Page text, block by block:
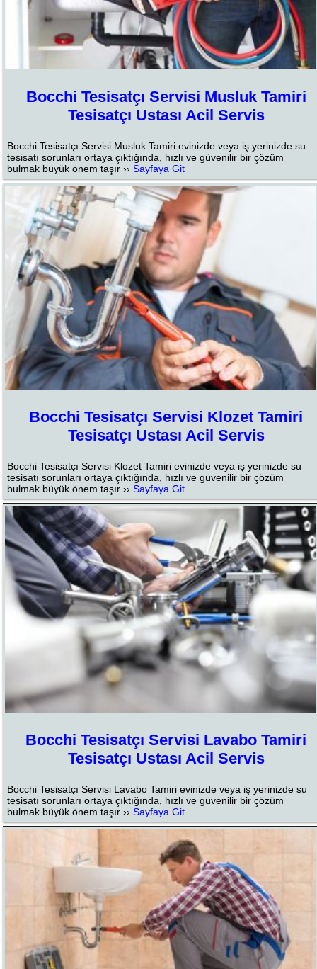
Bocchi Tesisatçı Servisi Musluk Tamiri
Tesisatçı Ustası Acil Servis
Bocchi Tesisatçı Servisi Musluk Tamiri evinizde veya iş yerinizde su
tesisatı sorunları ortaya çıktığında, hızlı ve güvenilir bir çözüm
bulmak büyük önem taşır ››Sayfaya Git
Bocchi Tesisatçı Servisi Klozet Tamiri
Tesisatçı Ustası Acil Servis
Bocchi Tesisatçı Servisi Klozet Tamiri evinizde veya iş yerinizde su
tesisatı sorunları ortaya çıktığında, hızlı ve güvenilir bir çözüm
bulmak büyük önem taşır ››Sayfaya Git
Bocchi Tesisatçı Servisi Lavabo Tamiri
Tesisatçı Ustası Acil Servis
Bocchi Tesisatçı Servisi Lavabo Tamiri evinizde veya iş yerinizde su
tesisatı sorunları ortaya çıktığında, hızlı ve güvenilir bir çözüm
bulmak büyük önem taşır ››Sayfaya Git